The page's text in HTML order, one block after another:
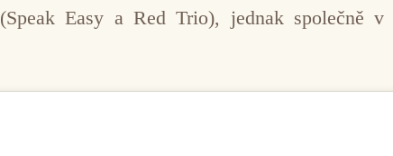
Easy a Red Trio), jednak společně